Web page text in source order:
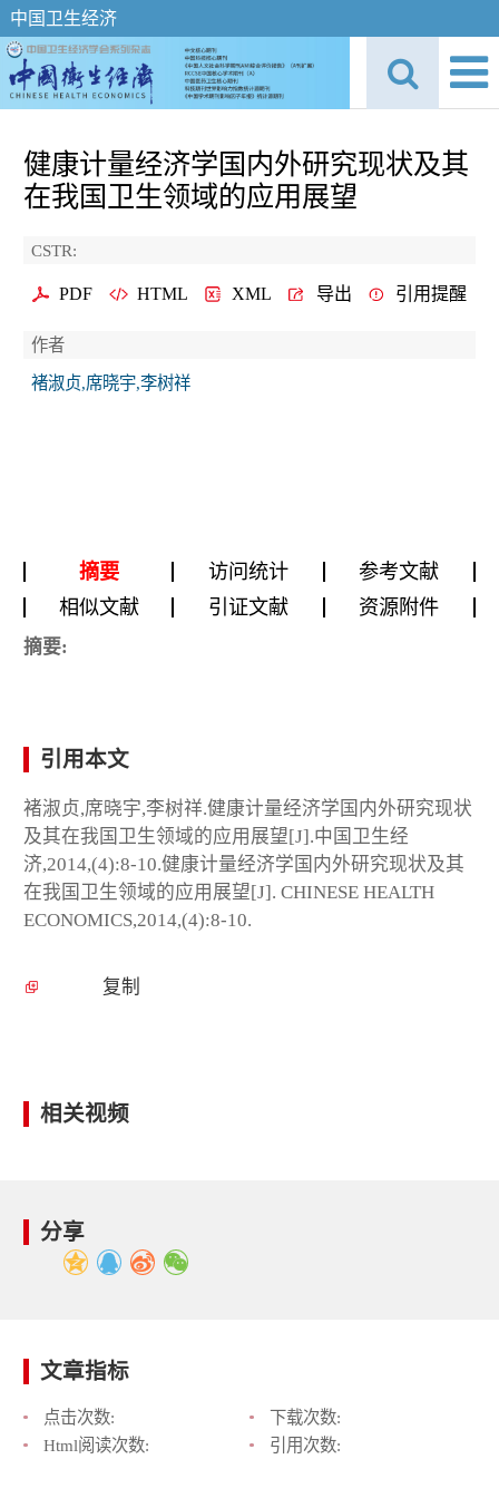
中国卫生经济
健康计量经济学国内外研究现状及其
在我国卫生领域的应用展望
CSTR:
PDF HTML XML 导出 引用提醒
作者
褚淑贞,席晓宇,李树祥
摘要 访问统计
参考文献
相似文献
引证文献 资源附件
摘要:
引用本文
褚淑贞,席晓宇,李树祥.健康计量经济学国内外研究现状
及其在我国卫生领域的应用展望[J].中国卫生经
济,2014,(4):8-10.健康计量经济学国内外研究现状及其
在我国卫生领域的应用展望[J]. CHINESE HEALTH
ECONOMICS,2014,(4):8-10.
复制
相关视频
分享
文章指标
点击次数:
下载次数:
Html阅读次数:
引用次数: